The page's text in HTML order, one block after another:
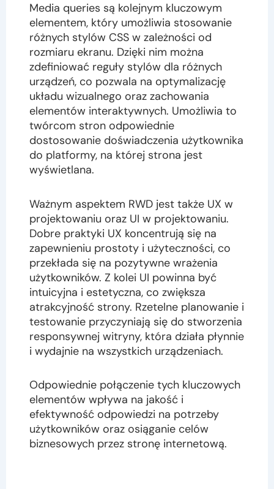
Media queries są kolejnym kluczowym
elementem, który umożliwia stosowanie
różnych stylów CSS w zależności od
rozmiaru ekranu. Dzięki nim można
zdefiniować reguły stylów dla różnych
urządzeń, co pozwala na optymalizację
układu wizualnego oraz zachowania
elementów interaktywnych. Umożliwia to
twórcom stron odpowiednie
dostosowanie doświadczenia użytkownika
do platformy, na której strona jest
wyświetlana.
Ważnym aspektem RWD jest także UX w
projektowaniu oraz UI w projektowaniu.
Dobre praktyki UX koncentrują się na
zapewnieniu prostoty i użyteczności, co
przekłada się na pozytywne wrażenia
użytkowników. Z kolei UI powinna być
intuicyjna i estetyczna, co zwiększa
atrakcyjność strony. Rzetelne planowanie i
testowanie przyczyniają się do stworzenia
responsywnej witryny, która działa płynnie
i wydajnie na wszystkich urządzeniach.
Odpowiednie połączenie tych kluczowych
elementów wpływa na jakość i
efektywność odpowiedzi na potrzeby
użytkowników oraz osiąganie celów
biznesowych przez stronę internetową.